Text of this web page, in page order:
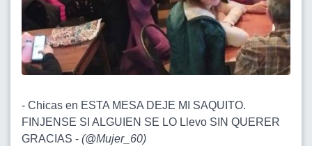
- Chicas en ESTA MESA DEJE MI SAQUITO.
FINJENSE SI ALGUIEN SE LO Llevo SIN QUERER
GRACIAS - (@Mujer_60)